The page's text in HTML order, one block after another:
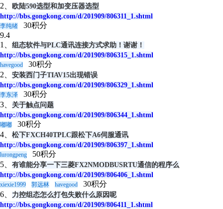
2、
欧陆590选型和加变压器选型
http://bbs.gongkong.com/d/201909/806311_1.shtml
李纯绪
30积分
9.4
1、 组态软件与PLC通讯连接方式求助！谢谢！
http://bbs.gongkong.com/d/201909/806315_1.shtml
havegood
30积分
2、 安装西门子TIAV15出现错误
http://bbs.gongkong.com/d/201909/806329_1.shtml
李东泽
30积分
3、
关于触点问题
http://bbs.gongkong.com/d/201909/806344_1.shtml
嘟嘟
30积分
4、 松下FXCH40TPLC跟松下A6伺服通讯
http://bbs.gongkong.com/d/201909/806397_1.shtml
lurongpeng
50积分
5、 有谁能分享一下三菱FX2NMODBUSRTU通信的程序么
http://bbs.gongkong.com/d/201909/806406_1.shtml
xiexie1999 郭远林 havegood
30积分
6、
力控组态怎么打包失败什么原因呢
http://bbs.gongkong.com/d/201909/806411_1.shtml